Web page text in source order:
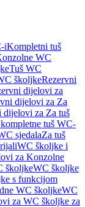
iKompletni tuš
WC
Tuš WC
školjkeRezervni
dijelovi za
dijelovi za Za
dijelovi za Za tuš
tuš WC-
sjedalaZa tuš
WC školjke i
za Konzolne
školjkeWC školjke
s funkcijom
WC školjkeWC
za WC školjke za